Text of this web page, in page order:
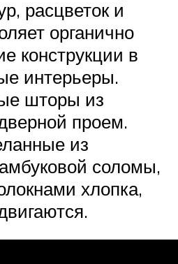
расцветок и
органично
конструкции в
интерьеры.
шторы из
проем.
из
соломы,
хлопка,